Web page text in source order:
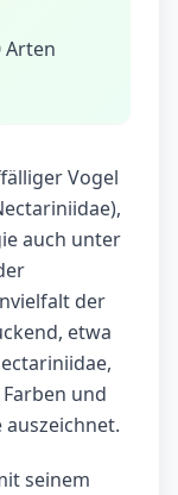
Arten
Vogel
auch unter
der
etwa
und
seinem